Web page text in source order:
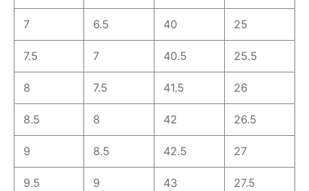
7 6.5 40 25
7.5 7 40.5 25.5
8 7.5 41.5 26
8.5 8 42 26.5
9 8.5 42.5 27
9.5 9 43 27.5